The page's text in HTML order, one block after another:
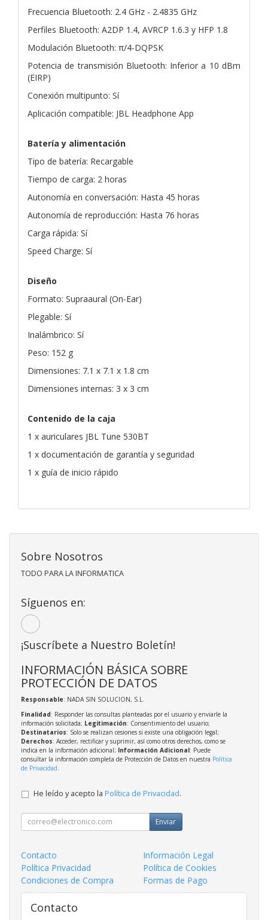
Frecuencia Bluetooth: 2.4 GHz - 2.4835 GHz
Perfiles Bluetooth: A2DP 1.4, AVRCP 1.6.3 y HFP 1.8
Modulación Bluetooth: π/4-DQPSK
Potencia de transmisión Bluetooth: Inferior a 10 dBm
(EIRP)
Conexión multipunto: Sí
Aplicación compatible: JBL Headphone App
Batería y alimentación
Tipo de batería: Recargable
Tiempo de carga: 2 horas
Autonomía en conversación: Hasta 45 horas
Autonomía de reproducción: Hasta 76 horas
Carga rápida: Sí
Speed Charge: Sí
Diseño
Formato: Supraaural (On-Ear)
Plegable: Sí
Inalámbrico: Sí
Peso: 152 g
Dimensiones: 7.1 x 7.1 x 1.8 cm
Dimensiones internas: 3 x 3 cm
Contenido de la caja
1 x auriculares JBL Tune 530BT
1 x documentación de garantía y seguridad
1 x guía de inicio rápido
Sobre Nosotros
TODO PARA LA INFORMATICA
Síguenos en:
¡Suscríbete a Nuestro Boletín!
INFORMACIÓN BÁSICA SOBRE
PROTECCIÓN DE DATOS
Responsable: NADA SIN SOLUCION, S.L.
Finalidad: Responder las consultas planteadas por el usuario y enviarle la
información solicitada; Legitimación: Consentimiento del usuario;
Destinatarios: Solo se realizan cesiones si existe una obligación legal;
Derechos: Acceder, rectificar y suprimir, así como otros derechos, como se
indica en la información adicional; Información Adicional: Puede
consultar la información completa de Protección de Datos en nuestra Política
de Privacidad
He leído y acepto la Política de Privacidad.
Enviar
Contacto
Información Legal
Política Privacidad
Política de Cookies
Condiciones de Compra
Formas de Pago
Contacto